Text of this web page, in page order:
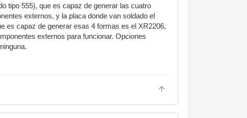
tipo 555), que es capaz de generar las cuatro
externos, y la placa donde van soldado el
es capaz de generar esas 4 formas es el XR2206,
externos para funcionar. Opciones